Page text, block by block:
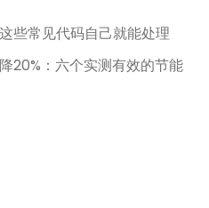
些常见代码自己就能处理
20%：六个实测有效的节能